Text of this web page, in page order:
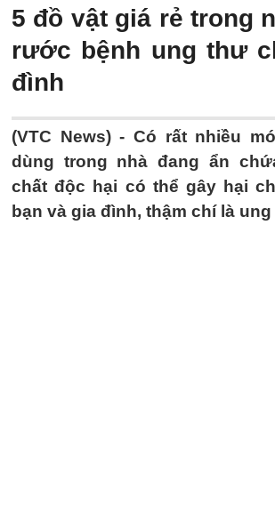
5 đồ vật giá rẻ trong
rước bệnh ung thư
đình
(VTC News) - Có rất nhiều
dùng trong nhà đang ẩn
chất độc hại có thể gây hại
bạn và gia đình, thậm chí là